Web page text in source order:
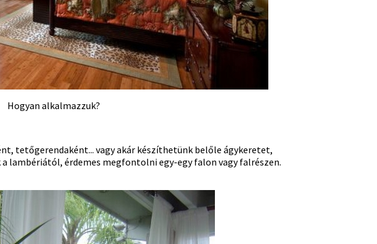
Hogyan alkalmazzuk?
tetőgerendaként... vagy akár készíthetünk belőle ágykeretet,
a lambériától, érdemes megfontolni egy-egy falon vagy falrészen.